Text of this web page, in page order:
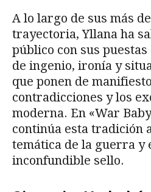
A lo largo de sus más
trayectoria, Yllana ha
público con sus puestas
de ingenio, ironía y
que ponen de
contradicciones y los
moderna. En «War
continúa esta tradición
temática de la guerra y
inconfundible sello.